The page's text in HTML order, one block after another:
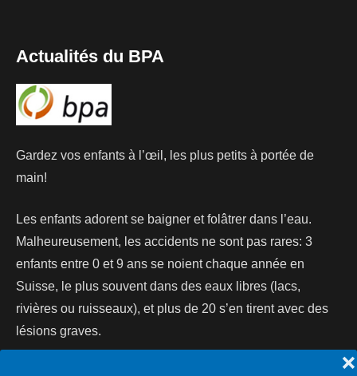
❌
Actualités du BPA
Gardez vos enfants à l’œil, les plus petits à portée de
main!
Les enfants adorent se baigner et folâtrer dans l’eau.
Malheureusement, les accidents ne sont pas rares: 3
enfants entre 0 et 9 ans se noient chaque année en
Suisse, le plus souvent dans des eaux libres (lacs,
rivières ou ruisseaux), et plus de 20 s’en tirent avec des
lésions graves.